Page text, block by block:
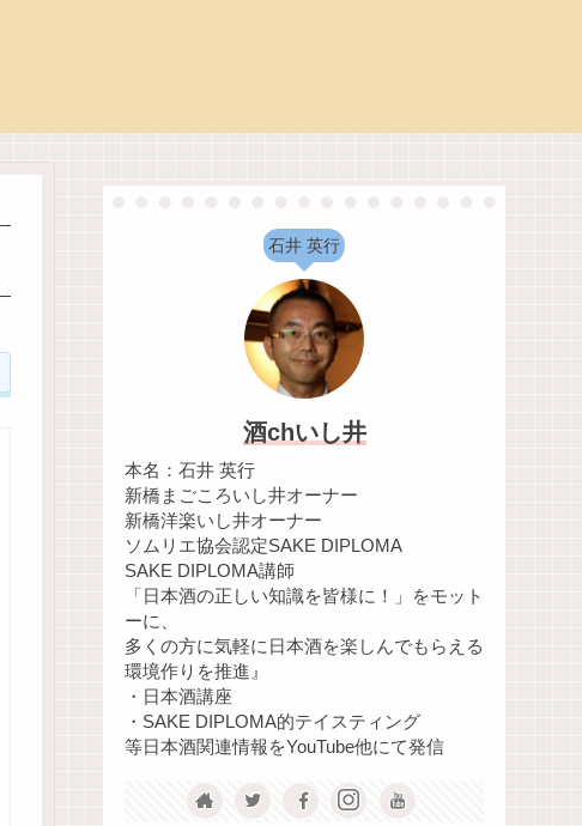
石井 英行
酒chいし井
本名：石井 英行
新橋まごころいし井オーナー
新橋洋楽いし井オーナー
ソムリエ協会認定SAKE DIPLOMA
SAKE DIPLOMA講師
「日本酒の正しい知識を皆様に！」をモット
ーに、
多くの方に気軽に日本酒を楽しんでもらえる
環境作りを推進』
・日本酒講座
・SAKE DIPLOMA的テイスティング
等日本酒関連情報をYouTube他にて発信